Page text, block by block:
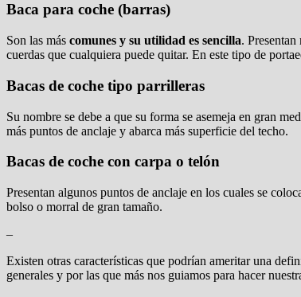
Baca para coche (barras)
Son las más comunes y su utilidad es sencilla.
cuerdas que cualquiera puede quitar. En este tipo de
Bacas de coche tipo parrilleras
Su nombre se debe a que su forma se asemeja en gran
más puntos de anclaje y abarca más superficie del techo.
Bacas de coche con carpa o telón
Presentan algunos puntos de anclaje en los cuales se
bolso o morral de gran tamaño.
–
Existen otras características que podrían ameritar una
generales y por las que más nos guiamos para hacer